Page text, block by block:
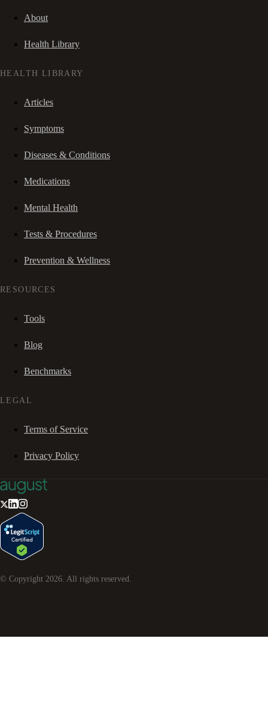
About
Health Library
HEALTH LIBRARY
Articles
Symptoms
Diseases & Conditions
Medications
Mental Health
Tests & Procedures
Prevention & Wellness
RESOURCES
Tools
Blog
Benchmarks
LEGAL
Terms of Service
Privacy Policy
© Copyright 2026 . All rights reserved.